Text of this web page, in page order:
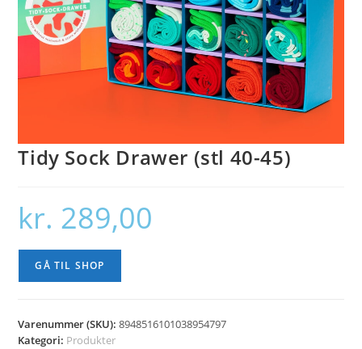
Tidy Sock Drawer (stl 40-45)
kr. 289,00
GÅ TIL SHOP
Varenummer (SKU):8948516101038954797
Kategori: Produkter